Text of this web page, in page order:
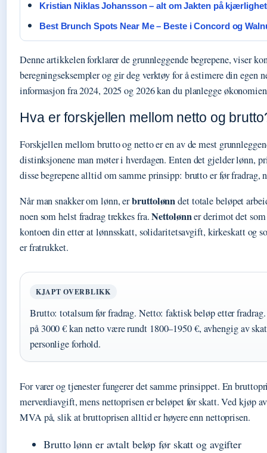
Kristian Niklas Johansson – alt om Jakten på
Best Brunch Spots Near Me – Beste i Concord og
Denne artikkelen forklarer de grunnleggende begrepene, viser
beregningseksempler og gir deg verktøy for å estimere din egen
informasjon fra 2024, 2025 og 2026 kan du planlegge
Hva er forskjellen mellom netto og
Forskjellen mellom brutto og netto er en av de mest
distinksjonene man møter i hverdagen. Enten det gjelder lønn,
disse begrepene alltid om samme prinsipp: brutto er før fradrag,
Når man snakker om lønn, erbruttolønndet totale beløpet
noen som helst fradrag trekkes fra.Nettolønner derimot det
kontoen din etter at lønnsskatt, solidaritetsavgift, kirkeskatt og
er fratrukket.
KJAPT OVERBLIKK
Brutto: totalsum før fradrag. Netto: faktisk beløp etter
på 3000 € kan netto være rundt 1800–1950 €, avhengig av
personlige forhold.
For varer og tjenester fungerer det samme prinsippet. En
merverdiavgift, mens nettoprisen er beløpet før skatt. Ved kjøp
MVA på, slik at bruttoprisen alltid er høyere enn nettoprisen.
Brutto lønn er avtalt beløp før skatt og avgifter